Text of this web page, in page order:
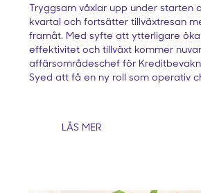
‍Tryggsam växlar upp under starten
kvartal och fortsätter tillväxtresan
framåt. Med syfte att ytterligare
effektivitet och tillväxt kommer
affärsområdeschef för
Syed att få en ny roll som operativ
LÄS MER